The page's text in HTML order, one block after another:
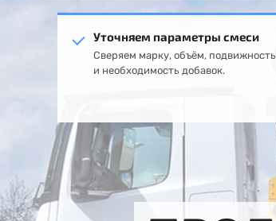
Уточняем параметры смеси
Сверяем марку, объём, подвижность
и необходимость добавок.